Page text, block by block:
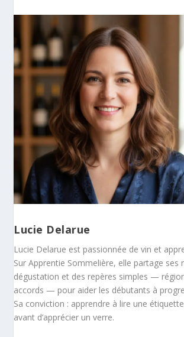
Lucie Delarue
Lucie Delarue est passionnée de vin et
Sur Apprentie Sommelière, elle partage ses
dégustation et des repères simples —
accords — pour aider les débutants à
Sa conviction : apprendre à lire une
avant d’apprécier un verre.